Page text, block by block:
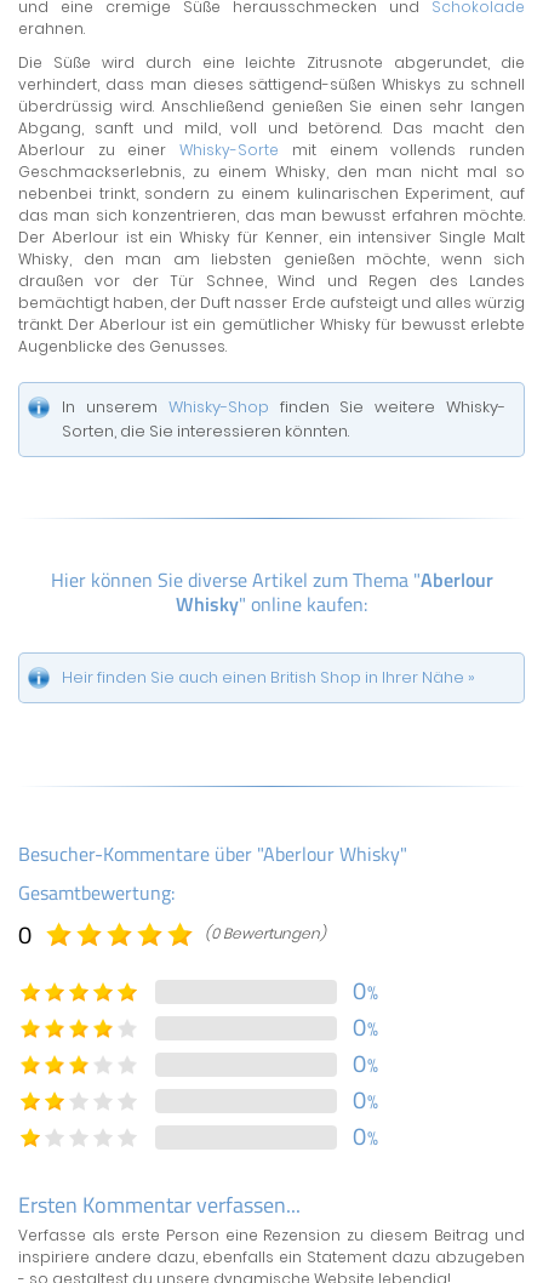
und eine cremige Süße herausschmecken und Schokolade
erahnen.
Die Süße wird durch eine leichte Zitrusnote abgerundet, die
verhindert, dass man dieses sättigend-süßen Whiskys zu schnell
überdrüssig wird. Anschließend genießen Sie einen sehr langen
Abgang, sanft und mild, voll und betörend. Das macht den
Aberlour zu einerWhisky-Sorte mit einem vollends runden
Geschmackserlebnis, zu einem Whisky, den man nicht mal so
nebenbei trinkt, sondern zu einem kulinarischen Experiment, auf
das man sich konzentrieren, das man bewusst erfahren möchte.
Der Aberlour ist ein Whisky für Kenner, ein intensiver Single Malt
Whisky, den man am liebsten genießen möchte, wenn sich
draußen vor der Tür Schnee, Wind und Regen des Landes
bemächtigt haben, der Duft nasser Erde aufsteigt und alles würzig
tränkt. Der Aberlour ist ein gemütlicher Whisky für bewusst erlebte
Augenblicke des Genusses.
In unserem Whisky-Shop finden Sie weitere Whisky-
Sorten, die Sie interessieren könnten.
Hier können Sie diverse Artikel zum Thema "Aberlour
Whisky" online kaufen:
Heir finden Sie auch einen British Shop in Ihrer Nähe »
Besucher-Kommentare über "Aberlour Whisky"
Gesamtbewertung:
0 (0 Bewertungen)
0%
0%
0%
0%
0%
Ersten Kommentar verfassen...
Verfasse als erste Person eine Rezension zu diesem Beitrag und
inspiriere andere dazu, ebenfalls ein Statement dazu abzugeben